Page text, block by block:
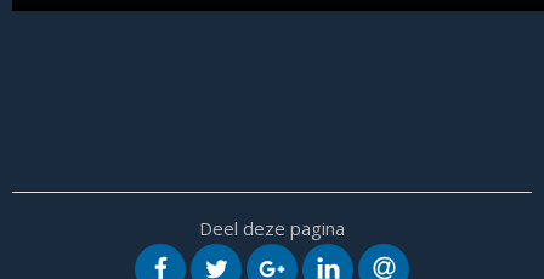
Deel deze pagina
OP FACEBOOKOP TWITTEROP GOOGLE+
OP LINKEDINVIA E-MAIL